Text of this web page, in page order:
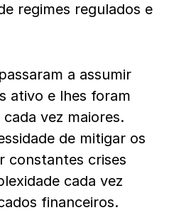
regimes regulados e
a assumir
ativo e lhes foram
vez maiores.
de mitigar os
constantes crises
cada vez
financeiros.